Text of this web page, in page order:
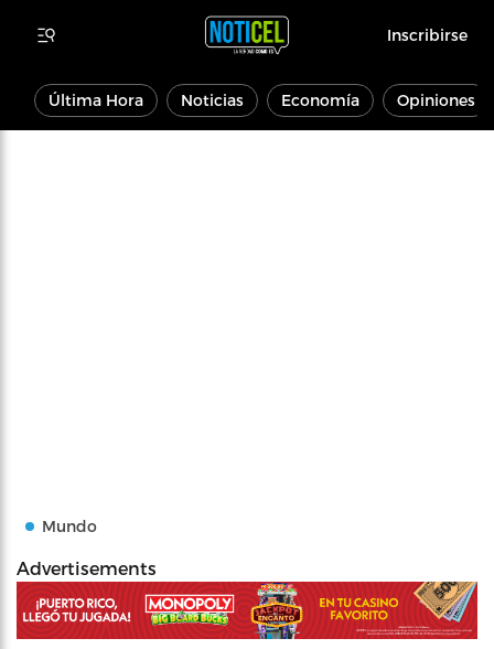
Inscribirse
Última Hora Noticias Economía Opiniones
Mundo
Advertisements